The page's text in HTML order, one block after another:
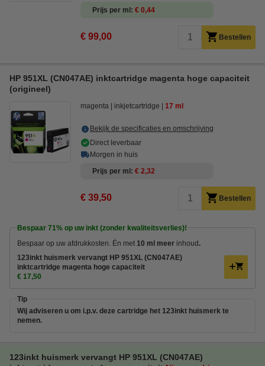
Prijs per ml € 0,44
€ 99,00 Bestellen
HP 951XL (CN047AE) inktcartridge magenta hoge capaciteit
(origineel)
magenta inkjetcartridge 17 ml
Bekijk de specificaties en omschrijving
Direct leverbaar
Morgen in huis
Prijs per ml € 2,32
€ 39,50 Bestellen
Bespaar 71% op uw inkt (zonder kwaliteitsverlies)!
Bespaar op uw afdrukkosten. Én met 10 ml meer inhoud.
123inkt huismerk vervangt HP 951XL (CN047AE)
inktcartridge magenta hoge capaciteit
€ 17,50
Tip
Wij adviseren u om i.p.v. deze cartridge het 123inkt huismerk te
nemen.
123inkt huismerk vervangt HP 951XL (CN047AE)